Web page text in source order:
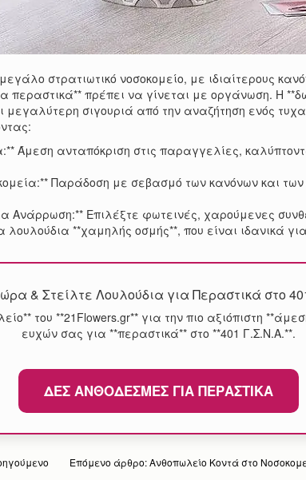
στρατιωτικό νοσοκομείο, με ιδιαίτερους
περαστικά** πρέπει να γίνεται με οργάνωση. Η
σιγουριά από την αναζήτηση ενός
Άμεση ανταπόκριση στις παραγγελίες,
Παράδοση με σεβασμό των κανόνων και των
Ανάρρωση:** Επιλέξτε φωτεινές, χαρούμενες
**χαμηλής οσμής**, που είναι ιδανικά
& Στείλτε Λουλούδια για Περαστικά στο
του **21Flowers.gr** για την πιο αξιόπιστη
ευχών σας για **περαστικά** στο **401 Γ.Σ.Ν.Α.**.
ΔΕΣ ΑΝΘΟΔΈΣΜΕΣ ΓΙΑ ΠΕΡΑΣΤΙΚΆ
Επόμενο άρθρο: Ανθοπωλείο Κοντά στο